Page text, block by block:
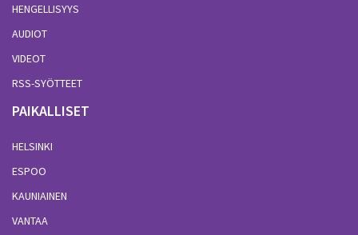
HENGELLISYYS
AUDIOT
VIDEOT
RSS-SYÖTTEET
PAIKALLISET
HELSINKI
ESPOO
KAUNIAINEN
VANTAA